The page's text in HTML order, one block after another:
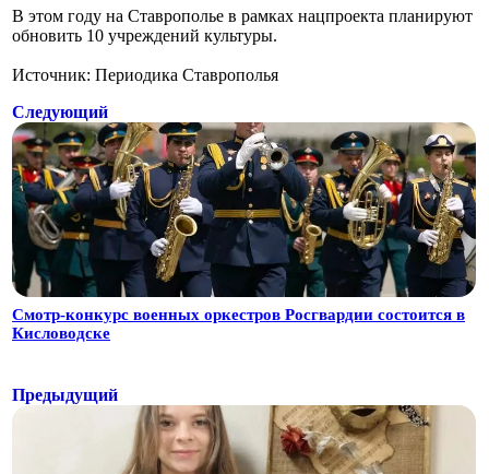
В этом году на Ставрополье в рамках нацпроекта планируют
обновить 10 учреждений культуры.
Источник: Периодика Ставрополья
Следующий
Смотр-конкурс военных оркестров Росгвардии состоится в
Кисловодске
Предыдущий